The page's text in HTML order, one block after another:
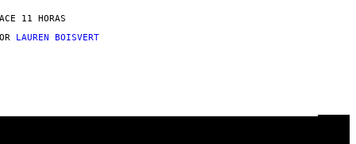
11 HORAS
LAUREN BOISVERT